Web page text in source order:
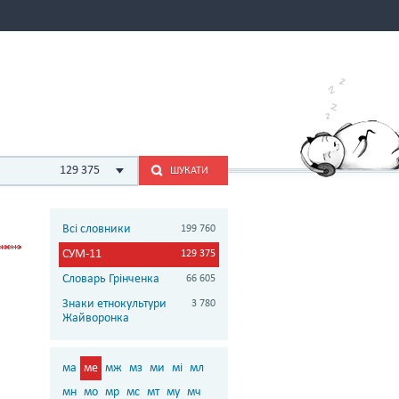
129 375 ШУКАТИ
Всі словники 199 760
СУМ-11 129 375
Словарь Грінченка 66 605
Знаки етнокультури
Жайворонка
3 780
ма ме мж мз ми мі мл
мн мо мр мс мт му мч